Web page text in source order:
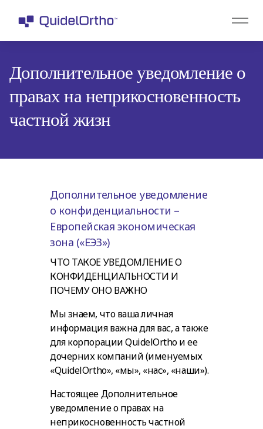
Дополнительное уведомление о
правах на неприкосновенность
частной жизн
Дополнительное уведомление
о конфиденциальности –
Европейская экономическая
зона («ЕЭЗ»)
ЧТО ТАКОЕ УВЕДОМЛЕНИЕ О
КОНФИДЕНЦИАЛЬНОСТИ И
ПОЧЕМУ ОНО ВАЖНО
Мы знаем, что ваша личная
информация важна для вас, а также
для корпорации QuidelOrtho и ее
дочерних компаний (именуемых
«QuidelOrtho», «мы», «нас», «наши»).
Настоящее Дополнительное
уведомление о правах на
неприкосновенность частной